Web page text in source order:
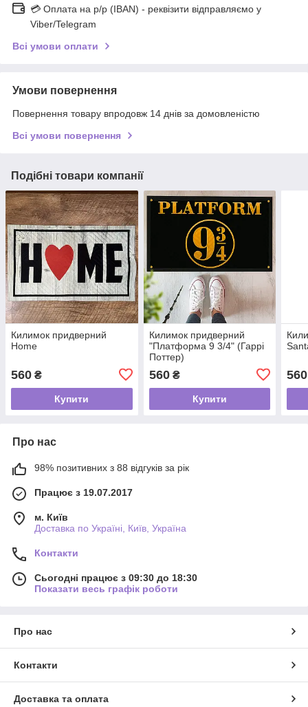
💳 Оплата на р/р (IBAN) - реквізити відправляємо у
Viber/Telegram
Всі умови оплати
Умови повернення
Повернення товару впродовж 14 днів за домовленістю
Всі умови повернення
Подібні товари компанії
Килимок придверний
Home
560 ₴
Купити
Килимок придверний
"Платформа 9 3/4" (Гаррі
Поттер)
560₴
Купити
560
Про нас
98% позитивних з 88 відгуків за рік
Працює з 19.07.2017
м. Київ
Доставка по Україні, Київ, Україна
Контакти
Сьогодні працює з 09:30 до 18:30
Показати весь графік роботи
Про нас
Контакти
Доставка та оплата